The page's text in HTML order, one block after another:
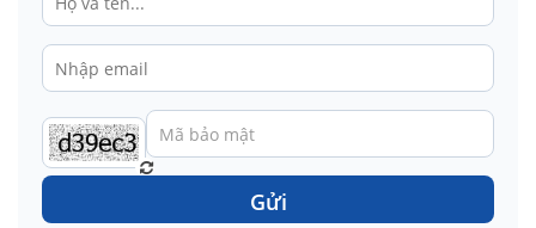
Gửi